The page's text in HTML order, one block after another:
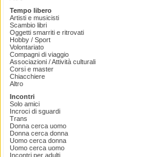
Tempo libero
Artisti e musicisti
Scambio libri
Oggetti smarriti e ritrovati
Hobby / Sport
Volontariato
Compagni di viaggio
Associazioni / Attività culturali
Corsi e master
Chiacchiere
Altro
Incontri
Solo amici
Incroci di sguardi
Trans
Donna cerca uomo
Donna cerca donna
Uomo cerca donna
Uomo cerca uomo
Incontri per adulti